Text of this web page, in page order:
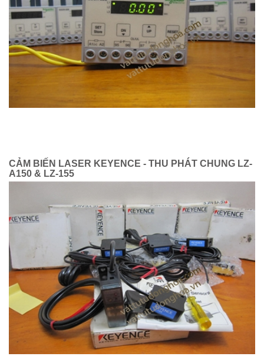
CẢM BIẾN LASER KEYENCE - THU PHÁT CHUNG LZ-
A150 & LZ-155